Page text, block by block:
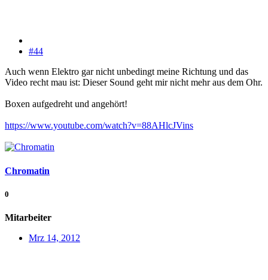
#44
Auch wenn Elektro gar nicht unbedingt meine Richtung und das
Video recht mau ist: Dieser Sound geht mir nicht mehr aus dem Ohr.
Boxen aufgedreht und angehört!
https://www.youtube.com/watch?v=88AHlcJVins
Chromatin
0
Mitarbeiter
Mrz 14, 2012